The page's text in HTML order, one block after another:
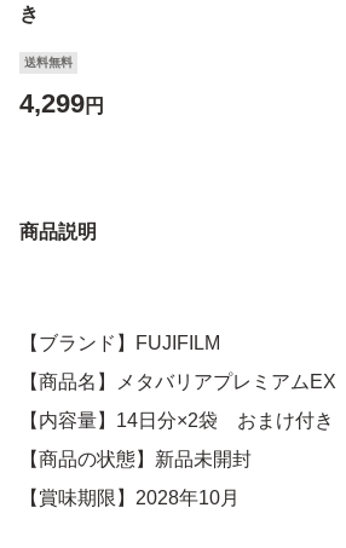
き
送料無料
4,299円
商品説明
【ブランド】FUJIFILM
【商品名】メタバリアプレミアムEX
【内容量】14日分×2袋 おまけ付き
【商品の状態】新品未開封
【賞味期限】2028年10月